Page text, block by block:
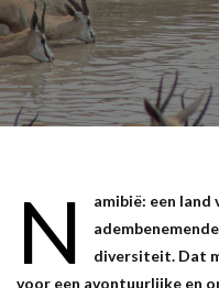
N
amibië: een
diversiteit. Dat
voor een avontuurlijke en